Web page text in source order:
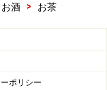
お酒 > お茶
ポリシー